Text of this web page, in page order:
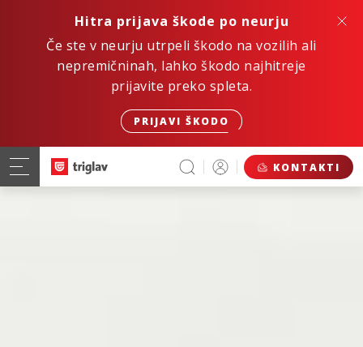
Hitra prijava škode po neurju
Če ste v neurju utrpeli škodo na vozilih ali
nepremičninah, lahko škodo najhitreje
prijavite preko spleta.
PRIJAVI ŠKODO
KONTAKTI